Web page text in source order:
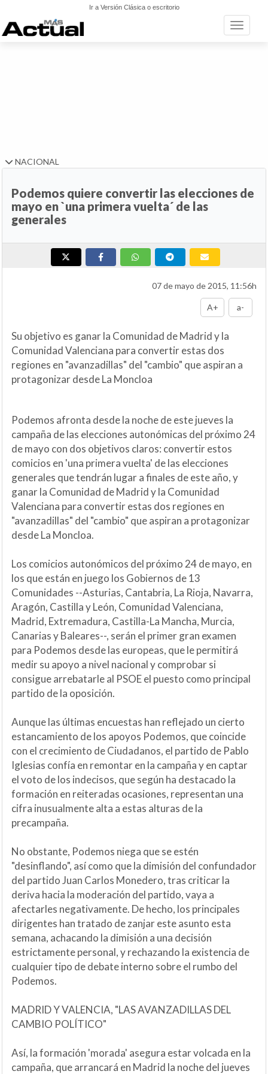
Ir a Versión Clásica o escritorio
Toggle
NACIONAL
Podemos quiere convertir las elecciones de
mayo en `una primera vuelta´ de las
generales
07 de mayo de 2015, 11:56h
A+ a-
Su objetivo es ganar la Comunidad de Madrid y la
Comunidad Valenciana para convertir estas dos
regiones en "avanzadillas" del "cambio" que aspiran a
protagonizar desde La Moncloa
Podemos afronta desde la noche de este jueves la
campaña de las elecciones autonómicas del próximo 24
de mayo con dos objetivos claros: convertir estos
comicios en 'una primera vuelta' de las elecciones
generales que tendrán lugar a finales de este año, y
ganar la Comunidad de Madrid y la Comunidad
Valenciana para convertir estas dos regiones en
"avanzadillas" del "cambio" que aspiran a protagonizar
desde La Moncloa.
Los comicios autonómicos del próximo 24 de mayo, en
los que están en juego los Gobiernos de 13
Comunidades --Asturias, Cantabria, La Rioja, Navarra,
Aragón, Castilla y León, Comunidad Valenciana,
Madrid, Extremadura, Castilla-La Mancha, Murcia,
Canarias y Baleares--, serán el primer gran examen
para Podemos desde las europeas, que le permitirá
medir su apoyo a nivel nacional y comprobar si
consigue arrebatarle al PSOE el puesto como principal
partido de la oposición.
Aunque las últimas encuestas han reflejado un cierto
estancamiento de los apoyos Podemos, que coincide
con el crecimiento de Ciudadanos, el partido de Pablo
Iglesias confía en remontar en la campaña y en captar
el voto de los indecisos, que según ha destacado la
formación en reiteradas ocasiones, representan una
cifra inusualmente alta a estas alturas de la
precampaña.
No obstante, Podemos niega que se estén
"desinflando", así como que la dimisión del confundador
del partido Juan Carlos Monedero, tras criticar la
deriva hacia la moderación del partido, vaya a
afectarles negativamente. De hecho, los principales
dirigentes han tratado de zanjar este asunto esta
semana, achacando la dimisión a una decisión
estrictamente personal, y rechazando la existencia de
cualquier tipo de debate interno sobre el rumbo del
Podemos.
MADRID Y VALENCIA, "LAS AVANZADILLAS DEL
CAMBIO POLÍTICO"
Así, la formación 'morada' asegura estar volcada en la
campaña, que arrancará en Madrid la noche del jueves